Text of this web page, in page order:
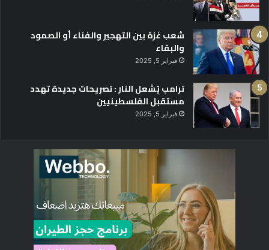
شعب غزة بين التهجير والفناء أو الصمود
والبقاء
فبراير 5, 2025
ترامب يُشعل النار : تصريحات جديدة تهدد
مستقبل الفلسطينيين
فبراير 5, 2025